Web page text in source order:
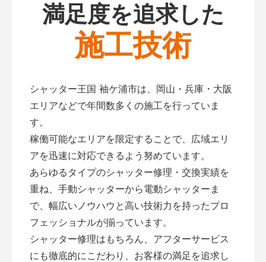
満足度を追求した
施工技術
シャッター王国 袖ケ浦市は、岡山・兵庫・大阪
エリアなどで年間数多くの施工を行っていま
す。
稼働可能なエリアを限定することで、広域エリ
アを迅速に対応できるよう努めています。
あらゆるタイプのシャッター修理・交換実績を
重ね、手動シャッターから電動シャッターま
で、幅広いノウハウと高い技術力を持ったプロ
フェッショナルが揃っています。
シャッター修理はもちろん、アフターサービス
にも徹底的にこだわり、お客様の満足を追求し